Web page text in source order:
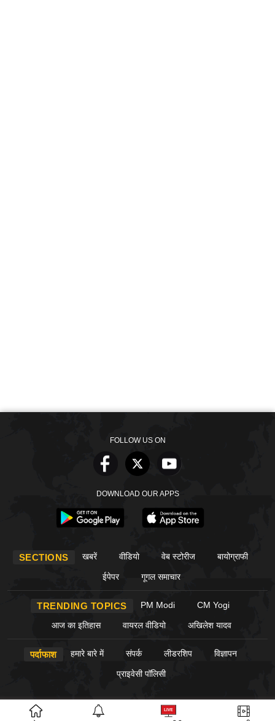
FOLLOW US ON
DOWNLOAD OUR APPS
SECTIONS खबरें वीडियो वेब स्टोरीज बायोग्राफी
ईपेपर गूगल समाचार
TRENDING TOPICS PM Modi CM Yogi
आज का इतिहास वायरल वीडियो अखिलेश यादव
पर्दाफाश हमारे बारे में संपर्क लीडरशिप विज्ञापन
प्राइवेसी पॉलिसी